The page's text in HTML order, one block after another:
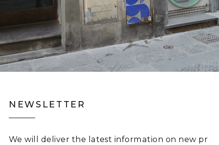
NEWSLETTER
We will deliver the latest information on new pr